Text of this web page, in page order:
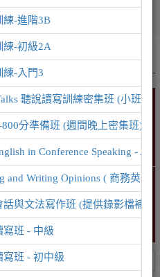
課程系列
程
練-進階3B
練-初級2A
練-入門3
聽說讀寫訓練密集班 (小班制
分準備班 (週間晚上密集班)
in Conference Speaking -
and Writing Opinions ( 商務英語
話與文法寫作班 (提供錄影檔補課
寫班 - 中級
寫班 - 初中級